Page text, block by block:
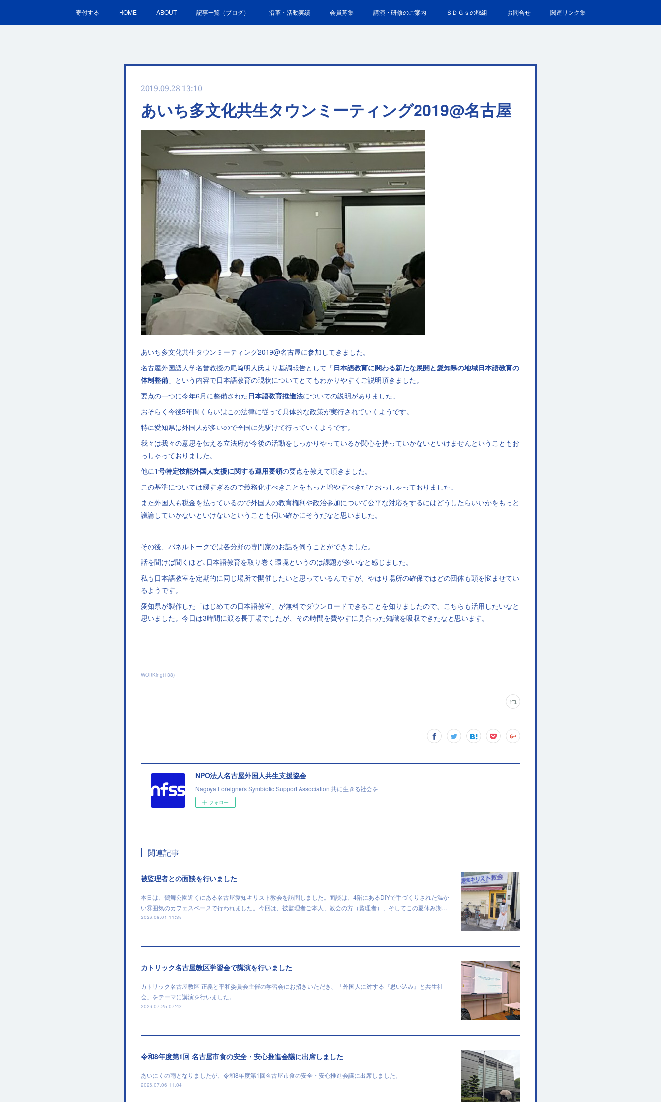
寄付する HOME ABOUT 記事一覧（ブログ） 沿革・活動実績 会員募集 講演・研修のご案内 ＳＤＧｓの取組 お問合せ 関連リンク集
2019.09.28 13:10
あいち多文化共生タウンミーティング2019@名古屋
あいち多文化共生タウンミーティング2019@名古屋に参加してきました。
名古屋外国語大学名誉教授の尾﨑明人氏より基調報告として「日本語教育に関わる新たな展開と愛知県の地域日本語教育の
体制整備 」という内容で日本語教育の現状についてとてもわかりやすくご説明頂きました。
要点の一つに今年6月に整備された日本語教育推進法についての説明がありました。
おそらく今後5年間くらいはこの法律に従って具体的な政策が実行されていくようです。
特に愛知県は外国人が多いので全国に先駆けて行っていくようです。
我々は我々の意思を伝える立法府が今後の活動をしっかりやっているか関心を持っていかないといけませんということもお
っしゃっておりました。
他に1号特定技能外国人支援に関する運用要領の要点を教えて頂きました。
この基準については緩すぎるので義務化すべきことをもっと増やすべきだとおっしゃっておりました。
また外国人も税金を払っているので外国人の教育権利や政治参加について公平な対応をするにはどうしたらいいかをもっと
議論していかないといけないということも伺い確かにそうだなと思いました。
その後、パネルトークでは各分野の専門家のお話を伺うことができました。
話を聞けば聞くほど､日本語教育を取り巻く環境というのは課題が多いなと感じました。
私も日本語教室を定期的に同じ場所で開催したいと思っているんですが、やはり場所の確保ではどの団体も頭を悩ませてい
るようです。
愛知県が製作した「はじめての日本語教室」が無料でダウンロードできることを知りましたので、こちらも活用したいなと
思いました。今日は3時間に渡る長丁場でしたが、その時間を費やすに見合った知識を吸収できたなと思います。
WORKing(138)
NPO法人名古屋外国人共生支援協会
Nagoya Foreigners Symbiotic Support Association 共に生きる社会を
フォロー
関連記事
被監理者との面談を行いました
本日は、鶴舞公園近くにある名古屋愛知キリスト教会を訪問しました。面談は、4階にあるDIYで手づくりされた温か
い雰囲気のカフェスペースで行われました。今回は、被監理者ご本人、教会の方（監理者）、そしてこの夏休み期…
2026.08.01 11:35
カトリック名古屋教区学習会で講演を行いました
カトリック名古屋教区 正義と平和委員会主催の学習会にお招きいただき、「外国人に対する『思い込み』と共生社
会」をテーマに講演を行いました。
2026.07.25 07:42
令和8年度第1回 名古屋市食の安全・安心推進会議に出席しました
あいにくの雨となりましたが、令和8年度第1回名古屋市食の安全・安心推進会議に出席しました。
2026.07.06 11:04